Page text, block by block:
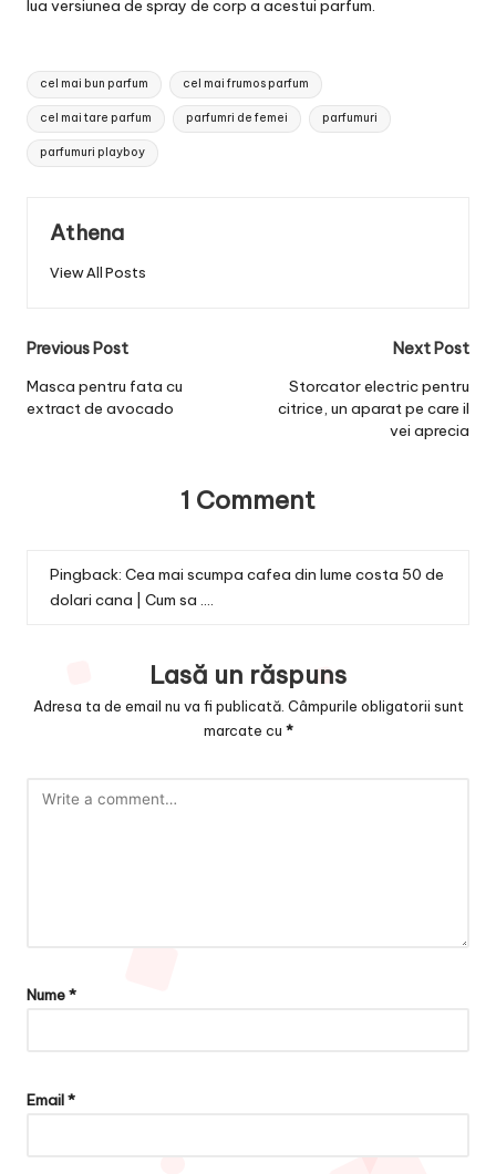
lua versiunea de spray de corp a acestui parfum.
Tags:
cel mai bun parfum cel mai frumos parfum
cel mai tare parfum parfumri de femei parfumuri
parfumuri playboy
Athena
View All Posts
Post
navigation
Previous Post
Masca pentru fata cu
extract de avocado
Next Post
Storcator electric pentru
citrice, un aparat pe care il
vei aprecia
1 Comment
Pingback: Cea mai scumpa cafea din lume costa 50 de
dolari cana | Cum sa ....
Lasă un răspuns
Adresa ta de email nu va fi publicată. Câmpurile obligatorii sunt
marcate cu *
Nume*
Email*